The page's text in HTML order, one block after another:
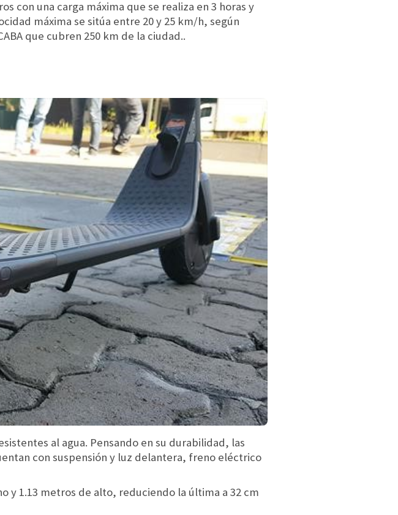
con una carga máxima que se realiza en 3 horas y
máxima se sitúa entre 20 y 25 km/h, según
que cubren 250 km de la ciudad..
al agua. Pensando en su durabilidad, las
con suspensión y luz delantera, freno eléctrico
y 1.13 metros de alto, reduciendo la última a 32 cm